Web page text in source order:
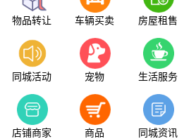
物品转让 车辆买卖 房屋租售
同城活动 宠物 生活服务
店铺商家 商品 同城资讯